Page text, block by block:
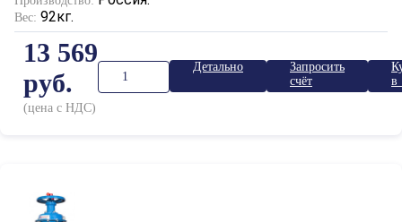
Вес: 92кг.
13 569
руб.
(цена с НДС)
Детально
Запросить
счёт
в